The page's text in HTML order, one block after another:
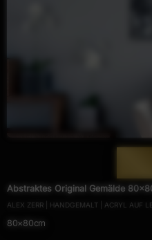
Abstraktes Original Gemälde
handgefertigt Action Painting
hochwertig
ALEX ZERR | HANDGEMALT | ACRYL AUF
80×80cm